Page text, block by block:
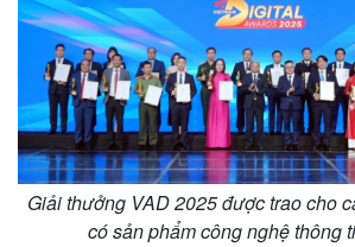
Giải thưởng VAD 2025 được trao cho
có sản phẩm công nghệ thông